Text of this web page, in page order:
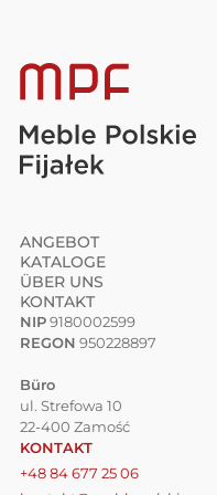
ANGEBOT
KATALOGE
ÜBER UNS
KONTAKT
NIP 9180002599
REGON 950228897
Büro
ul. Strefowa 10
22-400 Zamość
KONTAKT
+48 84 677 25 06